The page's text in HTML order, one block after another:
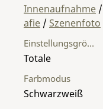
Einstellungsgröße
Totale
Farbmodus
Schwarzweiß
Innenaufnahme /
afie / Szenenfoto